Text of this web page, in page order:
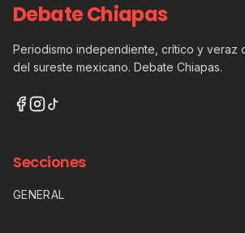
Debate Chiapas
Periodismo independiente, crítico y veraz
del sureste mexicano. Debate Chiapas.
Secciones
GENERAL